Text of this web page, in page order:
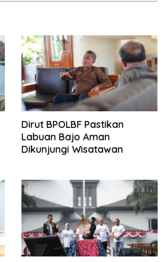
Dirut BPOLBF Pastikan
Labuan Bajo Aman
Dikunjungi Wisatawan